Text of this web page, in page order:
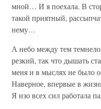
мной… И я поехала. В
такой приятный,
нему…
А небо между тем
резкий, так что дышать
меня и в мыслях не было
Наверное, впервые в
Я изо всех сил работала